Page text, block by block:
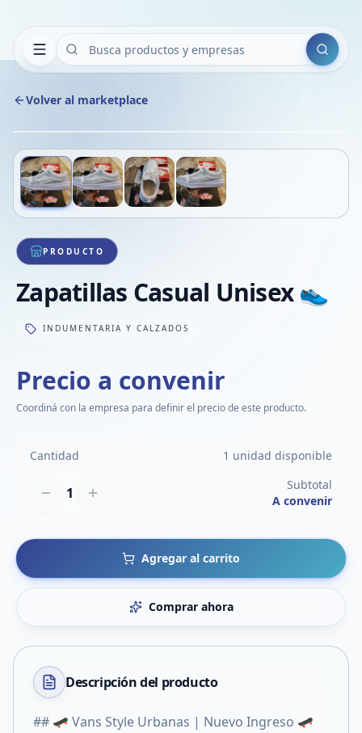
Buscar
Volver al marketplace
1/4
PRODUCTO
Zapatillas Casual Unisex 👟
INDUMENTARIA Y CALZADOS
Precio a convenir
Coordiná con la empresa para definir el precio de este producto.
Cantidad 1 unidad disponible
1
Subtotal
A convenir
Agregar al carrito
Comprar ahora
Descripción del producto
## 🛹 Vans Style Urbanas | Nuevo Ingreso 🛹